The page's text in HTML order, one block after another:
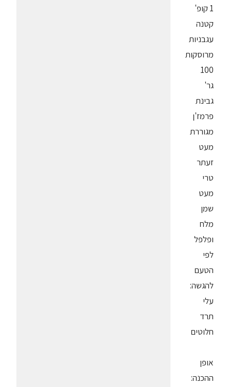
1 קופ'
קטנה
עגבניות
מרוסקות
100
גר'
גבינת
פרמז'ן
מגוררת
מעט
זעתר
טרי
מעט
שמן
מלח
ופלפל
לפי
הטעם
להגשה:
עלי
תרד
חלוטים
אופן
ההכנה: